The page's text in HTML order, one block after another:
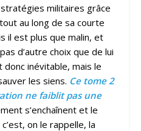
militaires grâce
au long de sa courte
il est plus que malin, et
d’autre choix que de lui
inévitable, mais le
les siens. Ce tome 2
ne faiblit pas une
s’enchaînent et le
on le rappelle, la